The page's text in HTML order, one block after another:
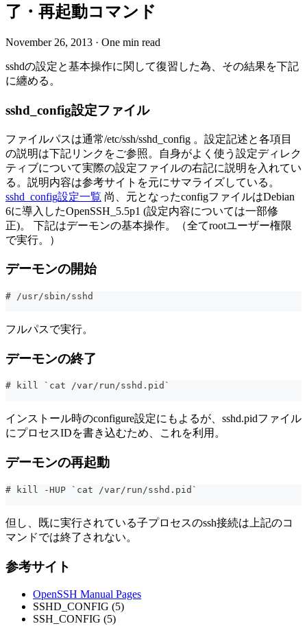
了・再起動コマンド
November 26, 2013 · One min read
sshdの設定と基本操作に関して復習した為、その結果を下記
に纏める。
sshd_config設定ファイル
ファイルパスは通常/etc/ssh/sshd_config 。設定記述と各項目
の説明は下記リンクをご参照。自身がよく使う設定ディレク
ティブについて実際の設定ファイルの右記に説明を入れてい
る。説明内容は参考サイトを元にサマライズしている。
sshd_config設定一覧 尚、元となったconfigファイルはDebian
6に導入したOpenSSH_5.5p1 (設定内容については一部修
正)。 下記はデーモンの基本操作。（全てrootユーザー権限
で実行。）
デーモンの開始
# /usr/sbin/sshd
フルパスで実行。
デーモンの終了
# kill `cat /var/run/sshd.pid`
インストール時のconfigure設定にもよるが、sshd.pidファイル
にプロセスIDを書き込むため、これを利用。
デーモンの再起動
# kill -HUP `cat /var/run/sshd.pid`
但し、既に実行されている子プロセスのssh接続は上記のコ
マンドでは終了されない。
参考サイト
OpenSSH Manual Pages
SSHD_CONFIG (5)
SSH_CONFIG (5)